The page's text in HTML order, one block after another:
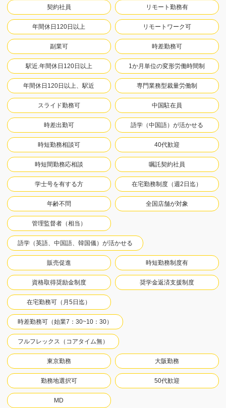
契約社員 リモート勤務有
年間休日120日以上 リモートワーク可
副業可 時差勤務可
駅近.年間休日120日以上 1か月単位の変形労働時間制
年間休日120日以上、駅近 専門業務型裁量労働制
スライド勤務可 中国駐在員
時差出勤可 語学（中国語）が活かせる
時短勤務相談可 40代歓迎
時短間勤務応相談 嘱託契約社員
学士号を有する方 在宅勤務制度（週2日迄）
年齢不問 全国店舗が対象
管理監督者（相当）
語学（英語、中国語、韓国儀）が活かせる
販売促進 時短勤務制度有
資格取得奨励金制度 奨学金返済支援制度
在宅勤務可（月5日迄）
時差勤務可（始業7：30~10：30）
フルフレックス（コアタイム無）
東京勤務 大阪勤務
勤務地選択可 50代歓迎
MD